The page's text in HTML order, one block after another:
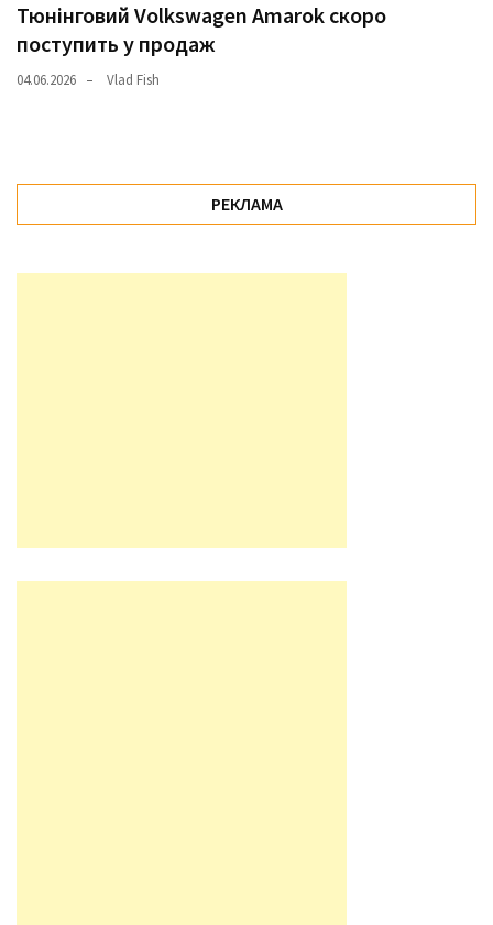
Тюнінговий Volkswagen Amarok скоро
поступить у продаж
04.06.2026 Vlad Fish
РЕКЛАМА